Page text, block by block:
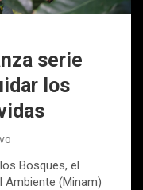
serie
los
Bosques, el
Ambiente (Minam)